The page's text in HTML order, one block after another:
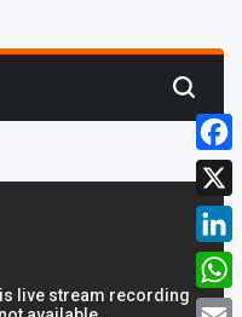
Search
X